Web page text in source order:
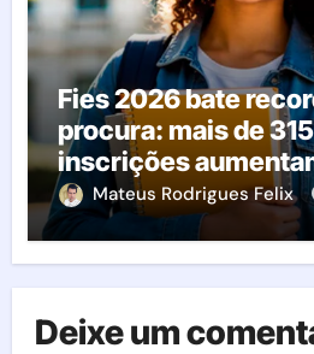
Fies 2026 bate
procura: mais de
inscrições
pelas vagas; veja o
agora
Mateus Rodrigues Felix
Deixe um